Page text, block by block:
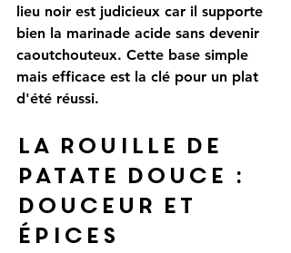
lieu noir est judicieux car il supporte
bien la marinade acide sans devenir
caoutchouteux. Cette base simple
mais efficace est la clé pour un plat
d'été réussi.
La rouille de
patate douce :
douceur et
épices